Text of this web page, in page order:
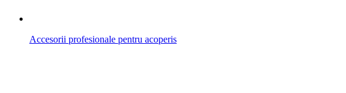
Accesorii profesionale pentru acoperis